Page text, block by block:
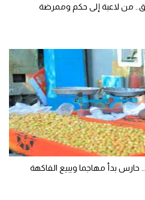
من لاعبة إلى حكم وممرضة
حارس بدأ مهاجما ويبيع الفاكهة